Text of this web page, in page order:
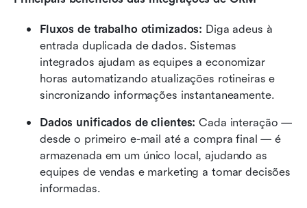
Fluxos de trabalho otimizados: Diga adeus à
entrada duplicada de dados. Sistemas
integrados ajudam as equipes a economizar
horas automatizando atualizações rotineiras e
sincronizando informações instantaneamente.
Dados unificados de clientes: Cada interação —
desde o primeiro e-mail até a compra final — é
armazenada em um único local, ajudando as
equipes de vendas e marketing a tomar decisões
informadas.